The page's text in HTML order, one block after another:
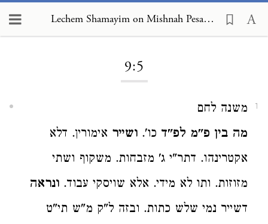
Lechem Shamayim on Mishnah Pesachim 9:5
9:5
1
משנה לחם
מה בין פ"מ לפ"ד כו'. ושייר אימורין. דלא
אקטרינהו. דתר"י ג' מזבחות. משקוף ושתי
מזוזות. ותו לא מידי. אלא שויסקי עבוד. ונראה
דשייר נמי שלש כתות. ובזה ל"ק מ"ש תי"ט